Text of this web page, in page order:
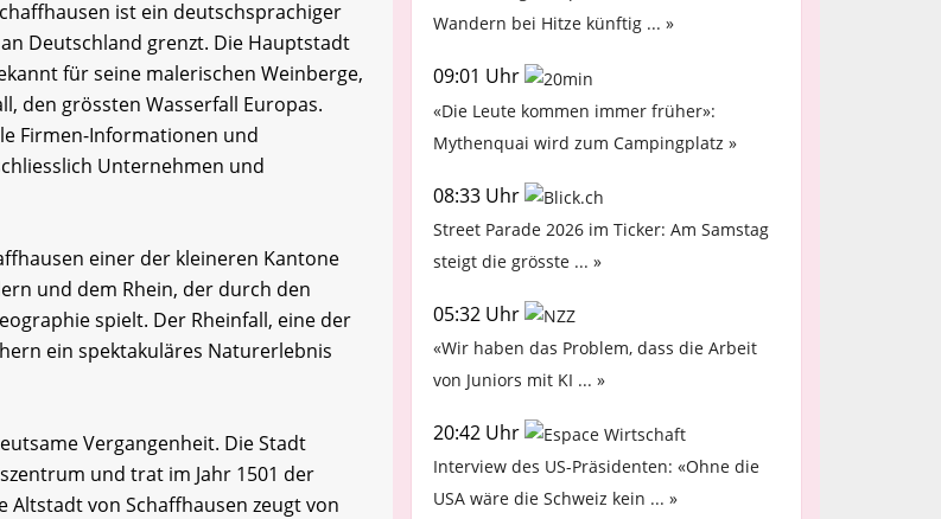
ist ein deutschsprachiger
Deutschland grenzt. Die Hauptstadt
für seine malerischen Weinberge,
den grössten Wasserfall Europas.
Firmen-Informationen und
Unternehmen und
einer der kleineren Kantone
und dem Rhein, der durch den
spielt. Der Rheinfall, eine der
ein spektakuläres Naturerlebnis
Vergangenheit. Die Stadt
und trat im Jahr 1501 der
Altstadt von Schaffhausen zeugt von
Wandern bei Hitze künftig ... »
09:01 Uhr
«Die Leute kommen immer früher»:
Mythenquai wird zum Campingplatz »
08:33 Uhr
Street Parade 2026 im Ticker: Am Samstag
steigt die grösste ... »
05:32 Uhr
«Wir haben das Problem, dass die Arbeit
von Juniors mit KI ... »
20:42 Uhr
Interview des US-Präsidenten: «Ohne die
USA wäre die Schweiz kein ... »